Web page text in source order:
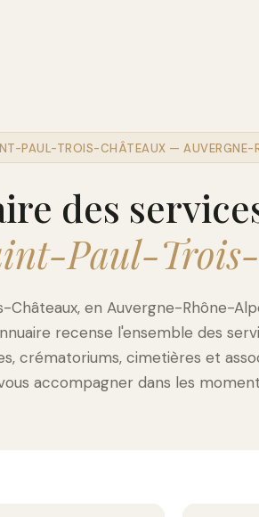
PAUL-TROIS-CHÂTEAUX — AUVERGNE-
des
Paul-
Châteaux, en Auvergne-Rhône-
recense l'ensemble des
crématoriums, cimetières et
accompagner dans les